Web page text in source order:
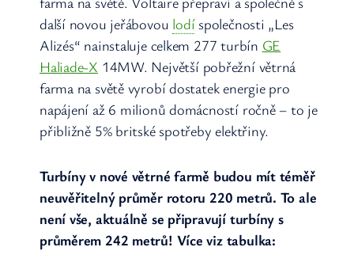
další novou jeřábovou lodíspolečnosti „Les
Alizés“ nainstaluje celkem 277 turbín GE
Haliade-X 14MW. Největší pobřežní větrná
farma na světě vyrobí dostatek energie pro
napájení až 6 milionů domácností ročně – to je
přibližně 5% britské spotřeby elektřiny.
Turbíny v nové větrné farmě budou mít téměř
neuvěřitelný průměr rotoru 220 metrů. To ale
není vše, aktuálně se připravují turbíny s
průměrem 242 metrů! Více viz tabulka: